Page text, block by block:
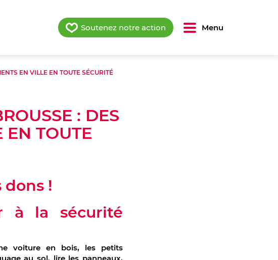
Soutenez notre action Menu
EN VILLE EN TOUTE SÉCURITÉ
: DES
EN TOUTE
dons !
à la sécurité
voiture en bois, les petits